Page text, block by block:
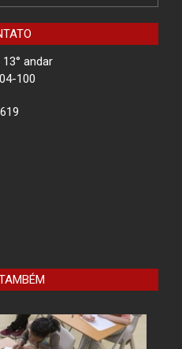
idosos impacta a
de Itapevi- São Paulo
de Pilhas e
Promovendo a
à desinformação na
andar
100